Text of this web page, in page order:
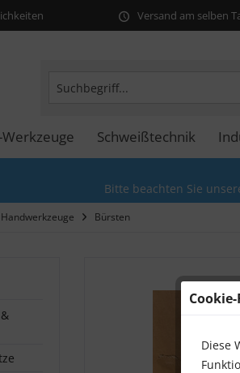
Versand am selben
Schweißtechnik
Bitte beachten Sie
Handwerkzeuge Bürsten
Diese